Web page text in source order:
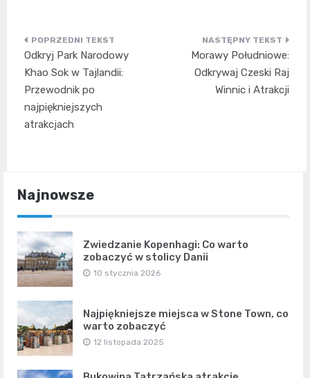
Nawigacja
wpisu
Odkryj Park Narodowy
Khao Sok w Tajlandii:
Przewodnik po
najpiękniejszych
atrakcjach
Morawy Południowe:
Odkrywaj Czeski Raj
Winnic i Atrakcji
Najnowsze
Zwiedzanie Kopenhagi: Co warto
zobaczyć w stolicy Danii
10 stycznia 2026
Najpiękniejsze miejsca w Stone Town, co
warto zobaczyć
12 listopada 2025